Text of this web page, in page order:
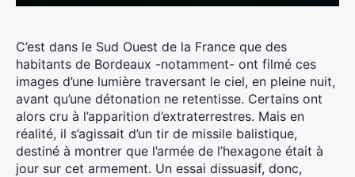
C’est dans le Sud Ouest de la France que des
habitants de Bordeaux -notamment- ont filmé ces
images d’une lumière traversant le ciel, en pleine nuit,
avant qu’une détonation ne retentisse. Certains ont
alors cru à l’apparition d’extraterrestres. Mais en
réalité, il s’agissait d’un tir de missile balistique,
destiné à montrer que l’armée de l’hexagone était à
jour sur cet armement. Un essai dissuasif, donc,